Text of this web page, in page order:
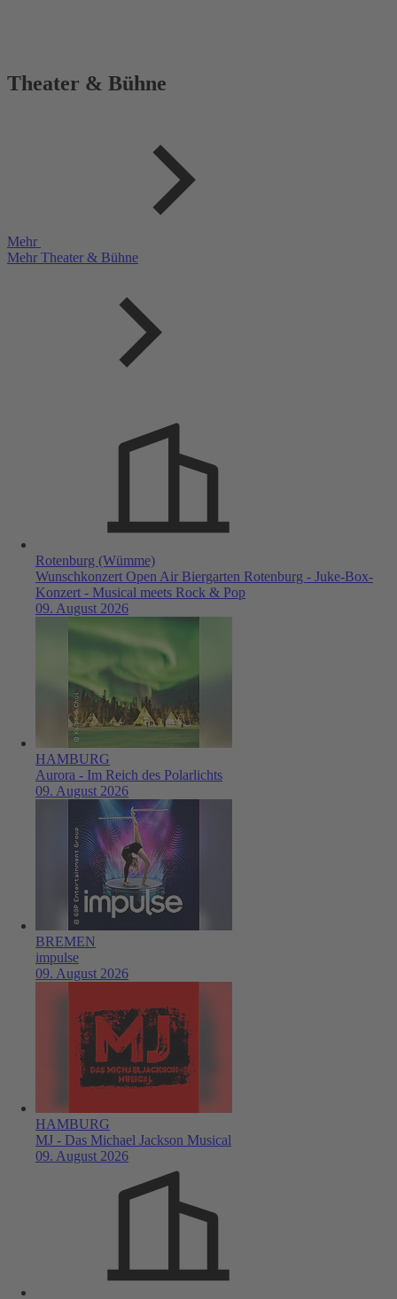
Theater & Bühne
Mehr
Mehr Theater & Bühne
Rotenburg (Wümme)
Wunschkonzert Open Air Biergarten Rotenburg - Juke-Box-
Konzert - Musical meets Rock & Pop
09. August 2026
HAMBURG
Aurora - Im Reich des Polarlichts
09. August 2026
BREMEN
impulse
09. August 2026
HAMBURG
MJ - Das Michael Jackson Musical
09. August 2026